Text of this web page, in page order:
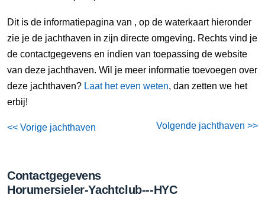
Dit is de informatiepagina van , op de waterkaart hieronder
zie je de jachthaven in zijn directe omgeving. Rechts vind je
de contactgegevens en indien van toepassing de website
van deze jachthaven. Wil je meer informatie toevoegen over
deze jachthaven? Laat het even weten, dan zetten we het
erbij!
<< Vorige jachthaven Volgende jachthaven >>
Contactgegevens
Horumersieler-Yachtclub---HYC